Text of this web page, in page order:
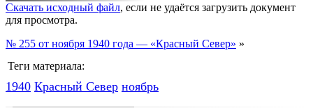
Скачать исходный файл, если не удаётся загрузить документ
для просмотра.
№ 255 от ноября 1940 года — «Красный Север» »
Теги материала:
1940 Красный Cевер ноябрь